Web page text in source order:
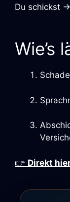
Du schickst
Wie’s
👉 Direkt